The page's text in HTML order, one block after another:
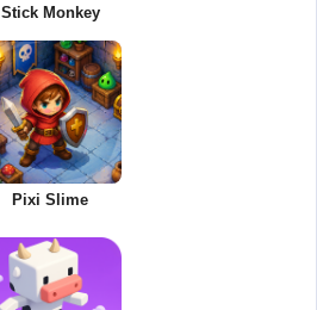
Stick Monkey
Pixi Slime